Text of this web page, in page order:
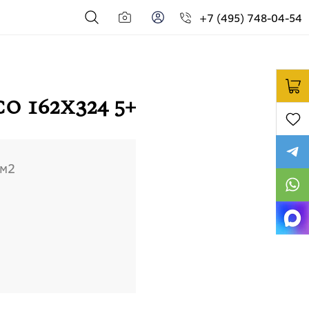
+7 (495) 748-04-54
162х324 5+
м2